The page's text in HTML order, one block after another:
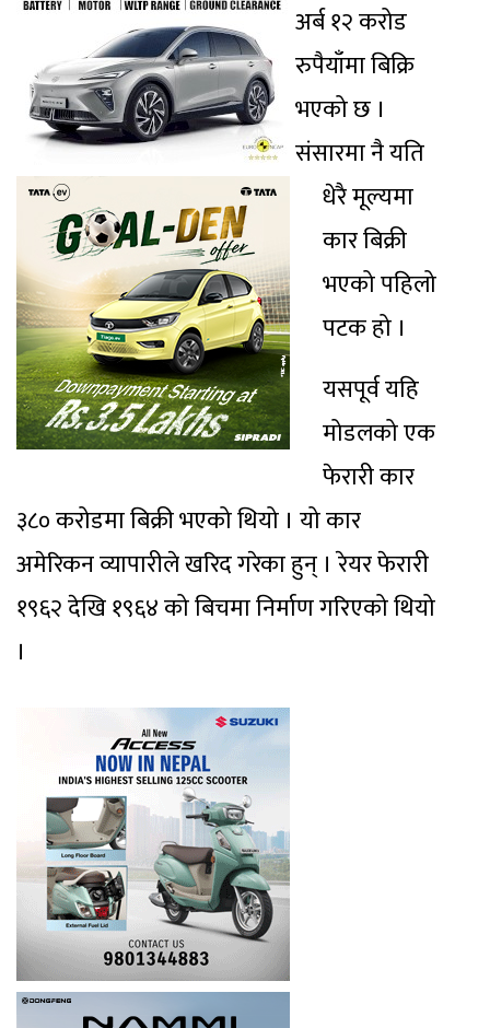
अर्ब १२ करोड
रुपैयाँमा बिक्रि
भएको छ ।
संसारमा नै यति
धेरै मूल्यमा
कार बिक्री
भएको पहिलो
पटक हो ।
यसपूर्व यहि
मोडलको एक
फेरारी कार
३८० करोडमा बिक्री भएको थियो । यो कार
अमेरिकन व्यापारीले खरिद गरेका हुन् । रेयर फेरारी
१९६२ देखि १९६४ को बिचमा निर्माण गरिएको थियो
।